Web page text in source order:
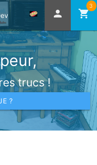
person shopping_cart
3
trucs !
?